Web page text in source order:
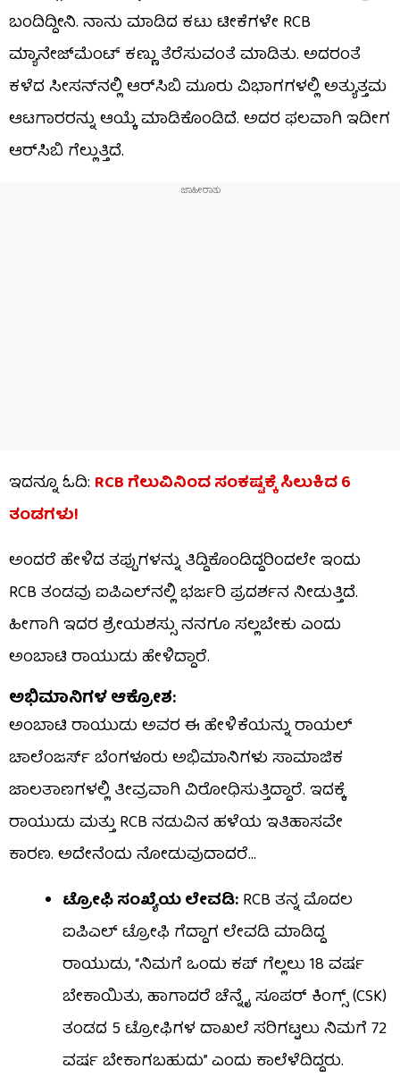
ಬಂದಿದ್ದೀನಿ. ನಾನು ಮಾಡಿದ ಕಟು ಟೀಕೆಗಳೇ RCB
ಮ್ಯಾನೇಜ್‌ಮೆಂಟ್‌ ಕಣ್ಣು ತೆರೆಸುವಂತೆ ಮಾಡಿತು. ಅದರಂತೆ
ಕಳೆದ ಸೀಸನ್​ನಲ್ಲಿ ಆರ್​ಸಿಬಿ ಮೂರು ವಿಭಾಗಗಳಲ್ಲಿ ಅತ್ಯುತ್ತಮ
ಆಟಗಾರರನ್ನು ಆಯ್ಕೆ ಮಾಡಿಕೊಂಡಿದೆ. ಅದರ ಫಲವಾಗಿ ಇದೀಗ
ಆರ್​ಸಿಬಿ ಗೆಲ್ಲುತ್ತಿದೆ.
ಇದನ್ನೂ ಓದಿ: RCB ಗೆಲುವಿನಿಂದ ಸಂಕಷ್ಟಕ್ಕೆ ಸಿಲುಕಿದ 6
ತಂಡಗಳು!
ಅಂದರೆ ಹೇಳಿದ ತಪ್ಪುಗಳನ್ನು ತಿದ್ದಿಕೊಂಡಿದ್ದರಿಂದಲೇ ಇಂದು
RCB ತಂಡವು ಐಪಿಎಲ್‌ನಲ್ಲಿ ಭರ್ಜರಿ ಪ್ರದರ್ಶನ ನೀಡುತ್ತಿದೆ.
ಹೀಗಾಗಿ ಇದರ ಶ್ರೇಯಶಸ್ಸು ನನಗೂ ಸಲ್ಲಬೇಕು ಎಂದು
ಅಂಬಾಟಿ ರಾಯುಡು ಹೇಳಿದ್ದಾರೆ.
ಅಭಿಮಾನಿಗಳ ಆಕ್ರೋಶ:
ಅಂಬಾಟಿ ರಾಯುಡು ಅವರ ಈ ಹೇಳಿಕೆಯನ್ನು ರಾಯಲ್
ಚಾಲೆಂಜರ್ಸ್​ ಬೆಂಗಳೂರು ಅಭಿಮಾನಿಗಳು ಸಾಮಾಜಿಕ
ಜಾಲತಾಣಗಳಲ್ಲಿ ತೀವ್ರವಾಗಿ ವಿರೋಧಿಸುತ್ತಿದ್ದಾರೆ. ಇದಕ್ಕೆ
ರಾಯುಡು ಮತ್ತು RCB ನಡುವಿನ ಹಳೆಯ ಇತಿಹಾಸವೇ
ಕಾರಣ. ಅದೇನೆಂದು ನೋಡುವುದಾದರೆ…
ಟ್ರೋಫಿ ಸಂಖ್ಯೆಯ ಲೇವಡಿ:RCB ತನ್ನ ಮೊದಲ
ಐಪಿಎಲ್ ಟ್ರೋಫಿ ಗೆದ್ದಾಗ ಲೇವಡಿ ಮಾಡಿದ್ದ
ರಾಯುಡು, “ನಿಮಗೆ ಒಂದು ಕಪ್ ಗೆಲ್ಲಲು 18 ವರ್ಷ
ಬೇಕಾಯಿತು, ಹಾಗಾದರೆ ಚೆನ್ನೈ ಸೂಪರ್ ಕಿಂಗ್ಸ್ (CSK)
ತಂಡದ 5 ಟ್ರೋಫಿಗಳ ದಾಖಲೆ ಸರಿಗಟ್ಟಲು ನಿಮಗೆ 72
ವರ್ಷ ಬೇಕಾಗಬಹುದು” ಎಂದು ಕಾಲೆಳೆದಿದ್ದರು.